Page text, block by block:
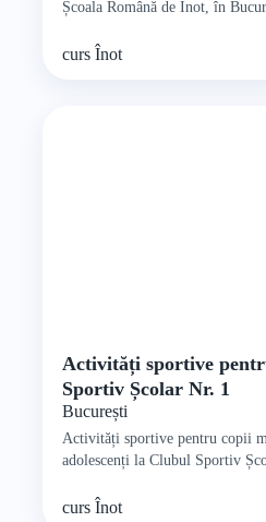
Școala Română de Înot, în
curs Înot
Activități sportive
Sportiv Școlar Nr. 1
București
Activități sportive pentru copii
adolescenți la Clubul Sportiv
curs Înot